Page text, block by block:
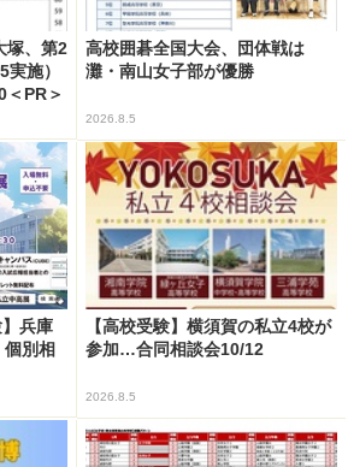
塚、第2
施）
PR＞
高校囲碁全国大会、団体戦は
灘・南山女子部が優勝
2026.8.5
】兵庫
個別相
【高校受験】横須賀の私立4校が
参加…合同相談会10/12
2026.8.5